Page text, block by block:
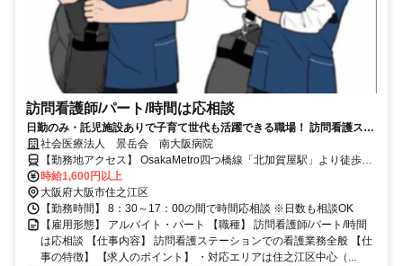
訪問看護師/パート/時間は応相談
日勤のみ・託児施設ありで子育て世代も活躍できる職場！ 訪問看護ステ
ーション看護師募集！
社会医療法人 景岳会 南大阪病院
【勤務地アクセス】 OsakaMetro四つ橋線「北加賀屋駅」より徒歩で
約6分 〇バイク・自転車通勤OK
時給1,600円以上
大阪府大阪市住之江区
【勤務時間】 8：30～17：00の間で時間応相談 ※日数も相談OK
【雇用形態】 アルバイト・パート 【職種】 訪問看護師/パート/時間
は応相談 【仕事内容】 訪問看護ステーションでの看護業務全般 【仕
事の特徴】 【求人のポイント】 ・対応エリアは住之江区中心（...